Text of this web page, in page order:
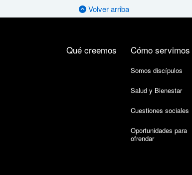
Volver arriba
Qué creemos Cómo servimos
Somos discípulos
Salud y Bienestar
Cuestiones sociales
Oportunidades para
ofrendar